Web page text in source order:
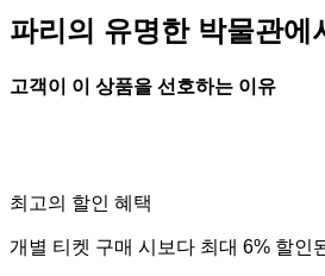
파리의 유명한 박물관
고객이 이 상품을 선호하는 이유
최고의 할인 혜택
개별 티켓 구매 시보다 최대 6% 할인